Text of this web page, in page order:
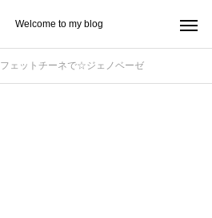
Welcome to my blog
フェットチーネで☆ジェノベーゼ